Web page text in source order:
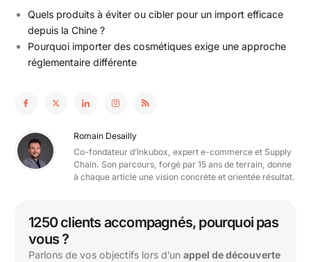
Quels produits à éviter ou cibler pour un import efficace
depuis la Chine ?
Pourquoi importer des cosmétiques exige une approche
réglementaire différente
Romain Desailly
Co-fondateur d’Inkubox, expert e-commerce et Supply
Chain. Son parcours, forgé par 15 ans de terrain, donne
à chaque article une vision concrète et orientée résultat.
1250 clients accompagnés, pourquoi pas
vous ?
Parlons de vos objectifs lors d’unappel de découverte